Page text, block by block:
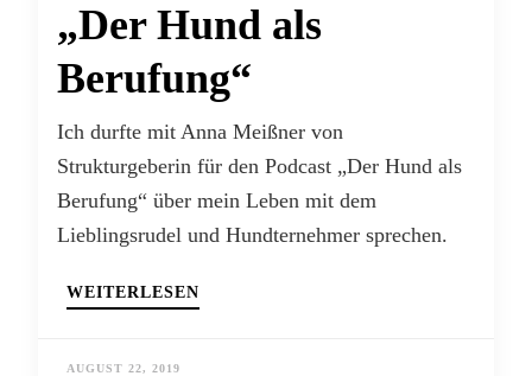
„Der Hund als
Berufung“
Ich durfte mit Anna Meißner von
Strukturgeberin für den Podcast „Der Hund als
Berufung“ über mein Leben mit dem
Lieblingsrudel und Hundternehmer sprechen.
WEITERLESEN
AUGUST 22, 2019